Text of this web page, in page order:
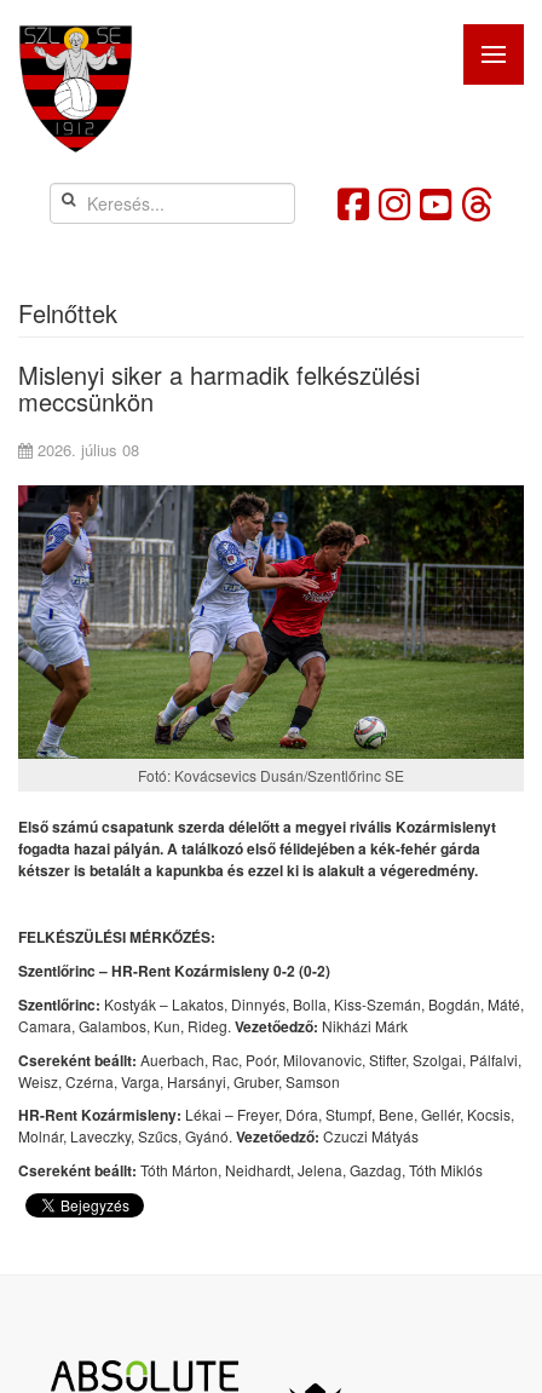
Felnőttek
Mislenyi siker a harmadik felkészülési
meccsünkön
2026. július 08
Fotó: Kovácsevics Dusán/Szentlőrinc SE
Első számú csapatunk szerda délelőtt a megyei rivális Kozármislenyt
fogadta hazai pályán. A találkozó első félidejében a kék-fehér gárda
kétszer is betalált a kapunkba és ezzel ki is alakult a végeredmény.
FELKÉSZÜLÉSI MÉRKŐZÉS:
Szentlőrinc – HR-Rent Kozármisleny 0-2 (0-2)
Szentlőrinc: Kostyák – Lakatos, Dinnyés, Bolla, Kiss-Szemán, Bogdán, Máté,
Camara, Galambos, Kun, Rideg. Vezetőedző: Nikházi Márk
Csereként beállt: Auerbach, Rac, Poór, Milovanovic, Stifter, Szolgai, Pálfalvi,
Weisz, Czérna, Varga, Harsányi, Gruber, Samson
HR-Rent Kozármisleny: Lékai – Freyer, Dóra, Stumpf, Bene, Gellér, Kocsis,
Molnár, Laveczky, Szűcs, Gyánó. Vezetőedző: Czuczi Mátyás
Csereként beállt: Tóth Márton, Neidhardt, Jelena, Gazdag, Tóth Miklós